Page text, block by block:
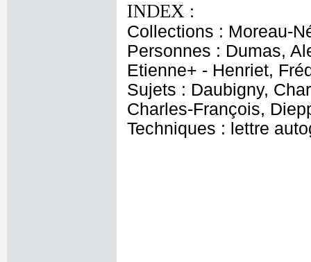
INDEX :
Collections : Moreau-
Personnes : Dumas,
Etienne+ - Henriet,
Sujets : Daubigny,
Charles-François,
Techniques : lettre